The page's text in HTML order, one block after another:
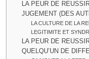
LA PEUR DE
JUGEMENT (DES
LA CULTURE DE LA
LEGITIMITE ET
LA PEUR DE
QUELQU’UN DE